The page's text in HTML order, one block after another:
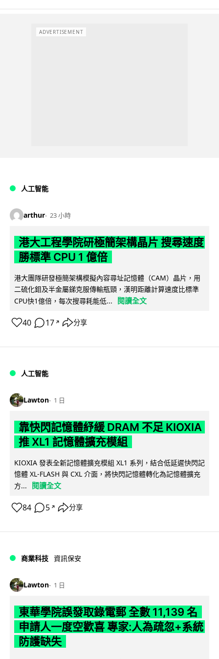
ADVERTISEMENT
人工智能
arthur 23 小時
港大工程學院研極簡架構晶片 搜尋速度
勝標準 CPU 1 億倍
港大團隊研發極簡架構模擬內容尋址記憶體（CAM）晶片，用
二硫化鉬及半金屬銻克服傳輸瓶頸，漢明距離計算速度比標準
CPU快1億倍，每次搜尋耗能低...
閱讀全文
40 17 ↗ 分享
人工智能
Lawton 1 日
靠快閃記憶體紓緩 DRAM 不足 KIOXIA
推 XL1 記憶體擴充模組
KIOXIA 發表全新記憶體擴充模組 XL1 系列，結合低延遲快閃記
憶體 XL-FLASH 與 CXL 介面，將快閃記憶體轉化為記憶體擴充
方...
閱讀全文
84 5 ↗ 分享
商業科技 資訊保安
Lawton 1 日
東華學院誤發取錄電郵 全數 11,139 名
申請人一度空歡喜 專家:人為疏忽+系統
防護缺失